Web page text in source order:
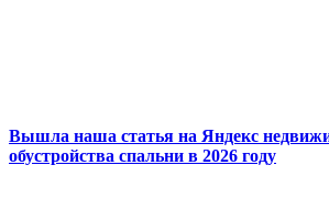
Вышла наша статья на Яндекс
обустройства спальни в 2026 году